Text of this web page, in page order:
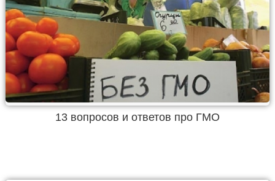
13 вопросов и ответов про ГМО